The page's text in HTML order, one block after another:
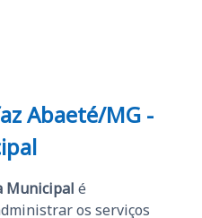
Abaeté/MG -
Municipal é
os serviços